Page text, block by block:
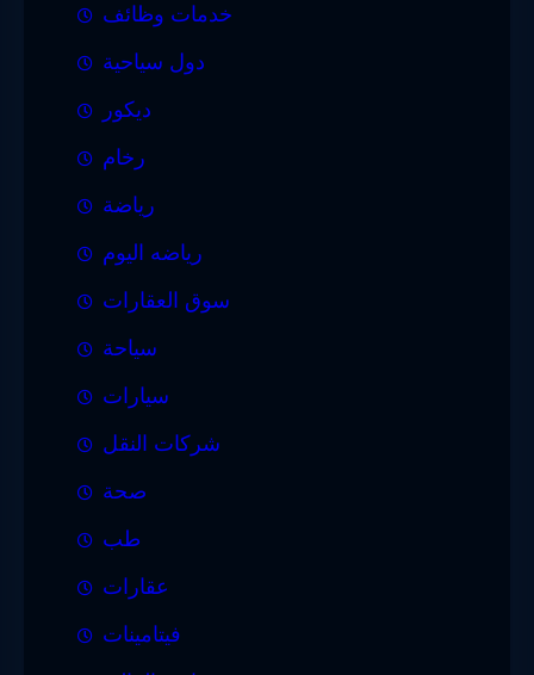
خدمات وظائف
دول سياحية
ديكور
رخام
رياضة
رياضه اليوم
سوق العقارات
سياحة
سيارات
شركات النقل
صحة
طب
عقارات
فيتامينات